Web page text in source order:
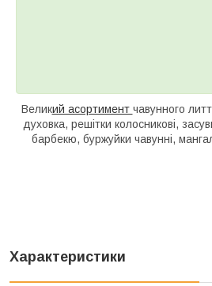
Великий асортимент чавунного
духовка, решітки колосникові,
барбекю, буржуйки чавунні,
Характеристики